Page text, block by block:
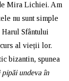
Mira Lichiei. Am
nu sunt simple
Sfântului
al vieții lor.
bizantin, spunea
pipăi undeva în